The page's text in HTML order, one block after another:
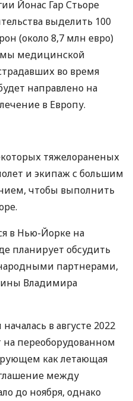
Йонас Гар Стьоре
выделить 100
(около 8,7 млн ​​евро)
медицинской
во время
направлено на
в Европу.
тяжелораненых
и экипаж с большим
чтобы выполнить
в Нью-Йорке на
планирует обсудить
партнерами,
Владимира
в августе 2022
на переоборудованном
как летающая
между
до ноября, однако